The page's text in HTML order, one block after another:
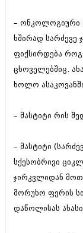
რომანი და
სახალისო
დაიჯესტი
ქალი და
ისტორია
სხვადასხვა
ანონსი
შოუბიზნესი
ქალი და
არქივი
ნოემბერი 2020
– ონკოლოგიური
ხშირად სარძევე
ფიქსირდება
ცხოველებშიც.
ხოლო ასაკოვანში
– მასტიტი რის
– მასტიტი
სქესობრივი
ჯირკვლიდან
მორუხო ფერის
დაწოლისას